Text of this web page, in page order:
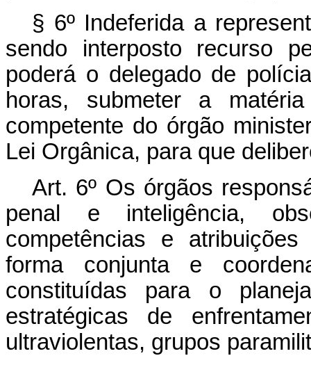
§ 6º Indeferida a
sendo interposto recurso
poderá o delegado de
horas, submeter a
competente do órgão
Lei Orgânica, para que
Art. 6º Os órgãos
penal e inteligência,
competências e
forma conjunta e
constituídas para o
estratégicas de
ultraviolentas, grupos